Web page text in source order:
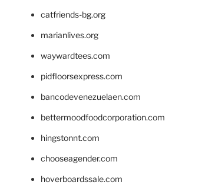
catfriends-bg.org
marianlives.org
waywardtees.com
pidfloorsexpress.com
bancodevenezuelaen.com
bettermoodfoodcorporation.com
hingstonnt.com
chooseagender.com
hoverboardssale.com